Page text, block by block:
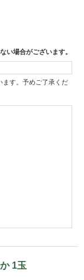
い場合がございます。
す。予めご了承くだ
1玉